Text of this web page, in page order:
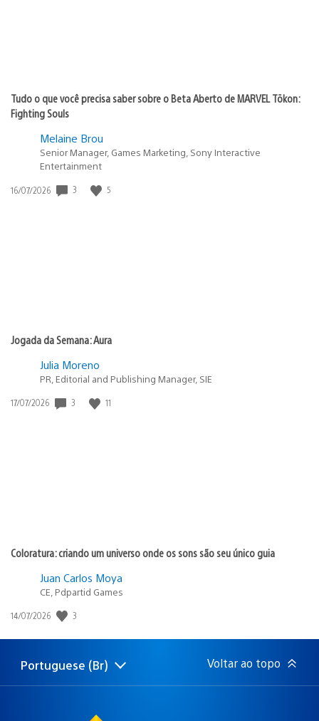
Tudo o que você precisa saber sobre o Beta Aberto de MARVEL Tōkon:
Fighting Souls
Melaine Brou
Senior Manager, Games Marketing, Sony Interactive
Entertainment
Data
16/07/2026 3 5
Jogada da Semana: Aura
Julia Moreno
PR, Editorial and Publishing Manager, SIE
Data
17/07/2026 3 11
Coloratura: criando um universo onde os sons são seu único guia
Juan Carlos Moya
CE, Pdpartid Games
Data
publicação:
14/07/2026 3
Selecione
uma
Região
atual:
Portuguese (Br) Voltar ao topo